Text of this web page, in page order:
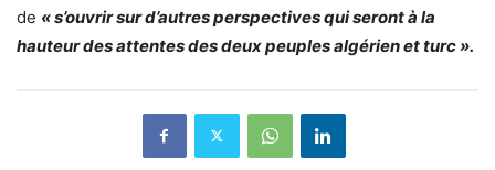
de « s’ouvrir sur d’autres perspectives qui seront à la
hauteur des attentes des deux peuples algérien et turc ».